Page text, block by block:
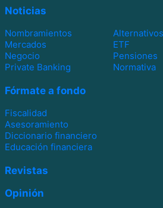
Noticias
Nombramientos
Alternativos
Mercados
ETF
Negocio
Pensiones
Private Banking
Normativa
Fórmate a fondo
Fiscalidad
Asesoramiento
Diccionario financiero
Educación financiera
Revistas
Opinión